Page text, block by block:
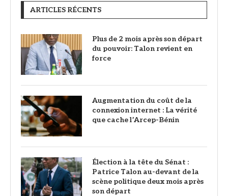
ARTICLES RÉCENTS
Plus de 2 mois après son départ
du pouvoir: Talon revient en
force
Augmentation du coût de la
connexion internet : La vérité
que cache l’Arcep-Bénin
Élection à la tête du Sénat :
Patrice Talon au-devant de la
scène politique deux mois après
son départ